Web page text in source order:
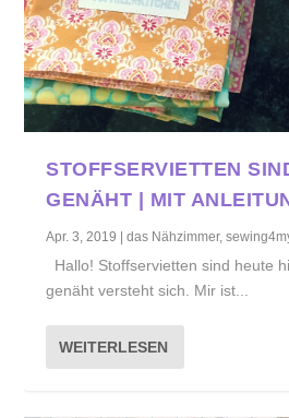
STOFFSERVIETTEN
GENÄHT | MIT
Apr. 3, 2019 |das Nähzimmer,
Hallo! Stoffservietten sind heute
genäht versteht sich. Mir ist...
WEITERLESEN